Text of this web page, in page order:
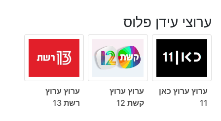
ערוצי עידן פלוס
ערוץ ערוץ כאן
11
ערוץ ערוץ
קשת 12
ערוץ ערוץ
רשת 13